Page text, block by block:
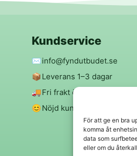
För att ge en bra
komma åt
data som
eller om du
Kundservice
✉️info@fyndutbudet.se
📦 Leverans 1–3 dagar
🚚Fri frakt över 299 kr
😊Nöjd kund-garanti